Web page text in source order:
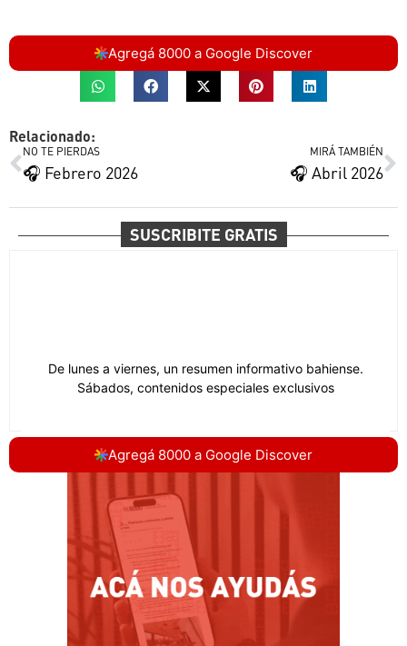
Agregá 8000 a Google Discover
Relacionado:
NO TE PIERDAS
🎧 Febrero 2026
MIRÁ TAMBIÉN
🎧 Abril 2026
SUSCRIBITE GRATIS
Agregá 8000 a Google Discover